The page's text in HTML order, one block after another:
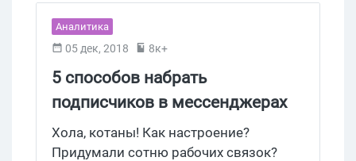
создания бота в Telegram без кода и
навыков программирования.
Аналитика
05 дек, 2018 8к+
5 способов набрать
подписчиков в мессенджерах
Хола, котаны! Как настроение?
Придумали сотню рабочих связок?